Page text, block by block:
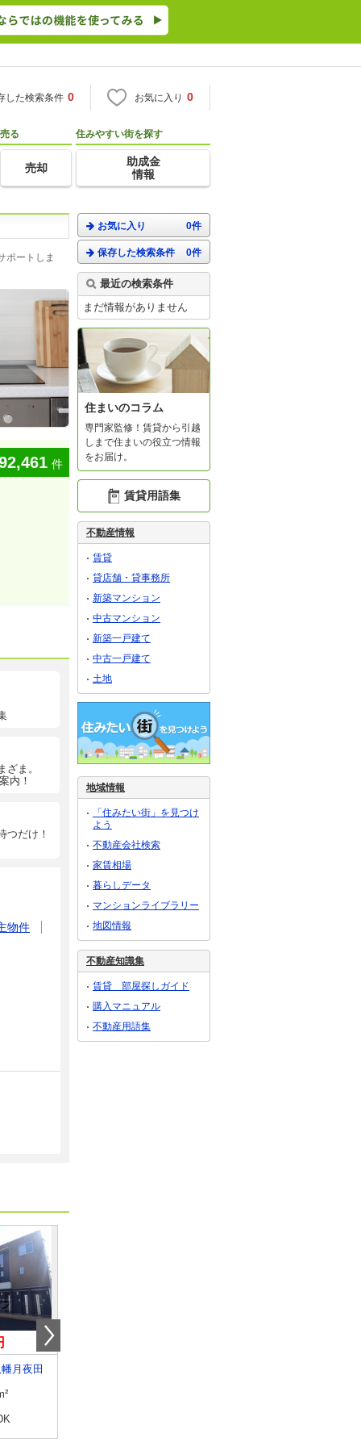
した検索条件 0 お気に入り 0
売る
売却
住みやすい街を探す
助成金
情報
ポートしま
件
ま。
内！
つだけ！
物件
月夜田
お気に入り 0件
保存した検索条件 0件
最近の検索条件
まだ情報がありません
住まいのコラム
専門家監修！賃貸から引越
しまで住まいの役立つ情報
をお届け。
賃貸用語集
不動産情報
賃貸
貸店舗・貸事務所
新築マンション
中古マンション
新築一戸建て
中古一戸建て
土地
地域情報
「住みたい街」を見つけ
よう
不動産会社検索
家賃相場
暮らしデータ
マンションライブラリー
地図情報
不動産知識集
賃貸 部屋探しガイド
購入マニュアル
不動産用語集